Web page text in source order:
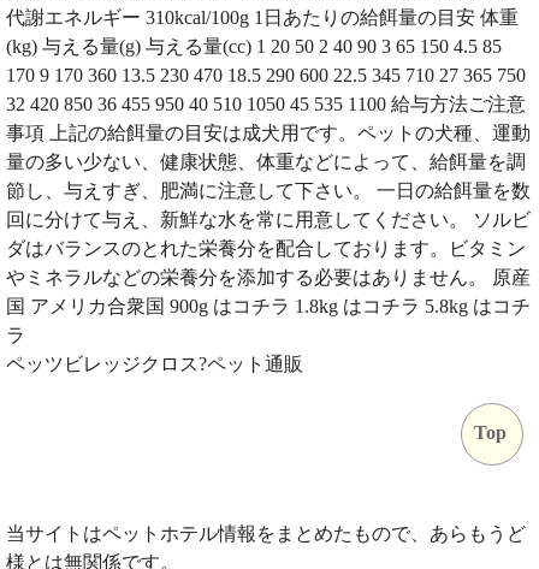
代謝エネルギー 310kcal/100g 1日あたりの給餌量の目安 体重
(kg) 与える量(g) 与える量(cc) 1 20 50 2 40 90 3 65 150 4.5 85
170 9 170 360 13.5 230 470 18.5 290 600 22.5 345 710 27 365 750
32 420 850 36 455 950 40 510 1050 45 535 1100 給与方法ご注意
事項 上記の給餌量の目安は成犬用です。ペットの犬種、運動
量の多い少ない、健康状態、体重などによって、給餌量を調
節し、与えすぎ、肥満に注意して下さい。 一日の給餌量を数
回に分けて与え、新鮮な水を常に用意してください。 ソルビ
ダはバランスのとれた栄養分を配合しております。ビタミン
やミネラルなどの栄養分を添加する必要はありません。 原産
国 アメリカ合衆国 900g はコチラ 1.8kg はコチラ 5.8kg はコチ
ラ
ペッツビレッジクロス?ペット通販
Top
当サイトはペットホテル情報をまとめたもので、あらもうど
様とは無関係です。